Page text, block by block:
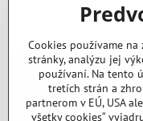
Súbor:
Cookies používame
stránky, analýzu jej
používaní. Na tento
tretích strán a
partnerom v EÚ, USA
všetky cookies“